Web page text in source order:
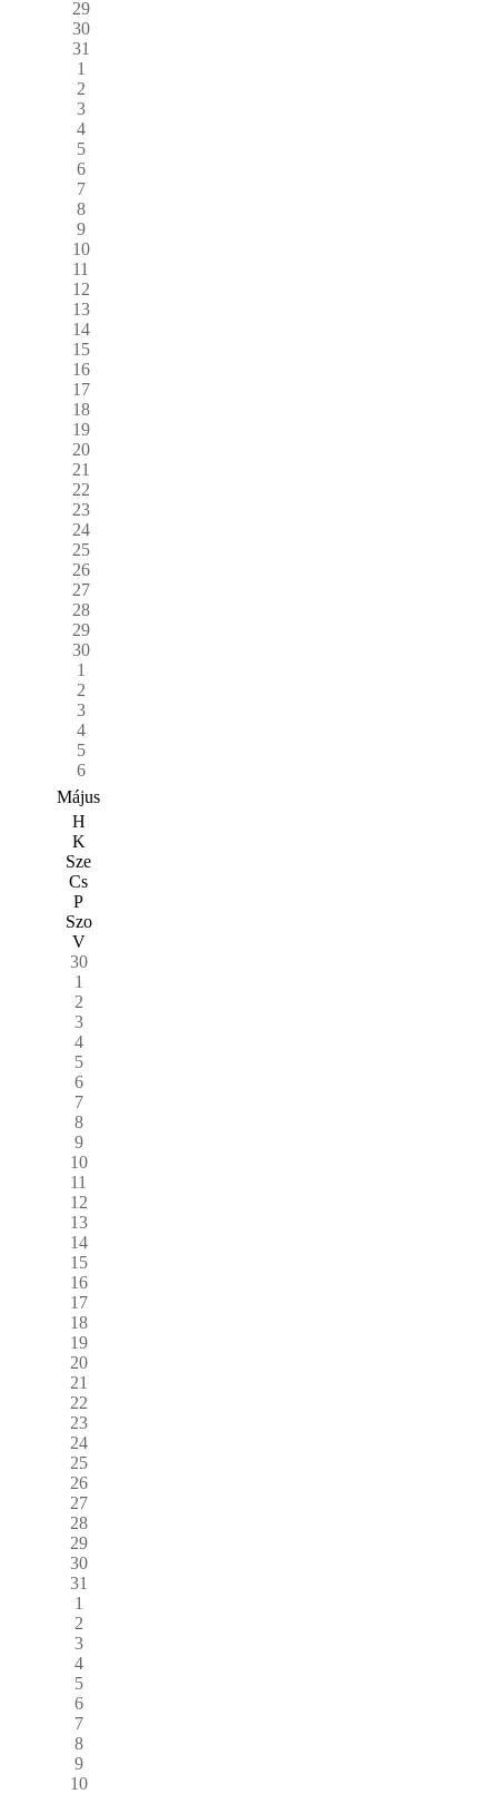
29
30
31
1
2
3
4
5
6
7
8
9
10
11
12
13
14
15
16
17
18
19
20
21
22
23
24
25
26
27
28
29
30
1
2
3
4
5
6
Május
H
K
Sze
Cs
P
Szo
V
30
1
2
3
4
5
6
7
8
9
10
11
12
13
14
15
16
17
18
19
20
21
22
23
24
25
26
27
28
29
30
31
1
2
3
4
5
6
7
8
9
10